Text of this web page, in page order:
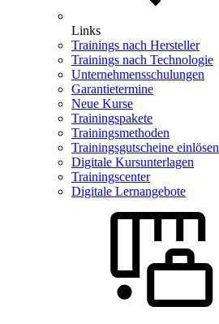
Links
Trainings nach Hersteller
Trainings nach Technologie
Unternehmensschulungen
Garantietermine
Neue Kurse
Trainingspakete
Trainingsmethoden
Trainingsgutscheine einlösen
Digitale Kursunterlagen
Trainingscenter
Digitale Lernangebote